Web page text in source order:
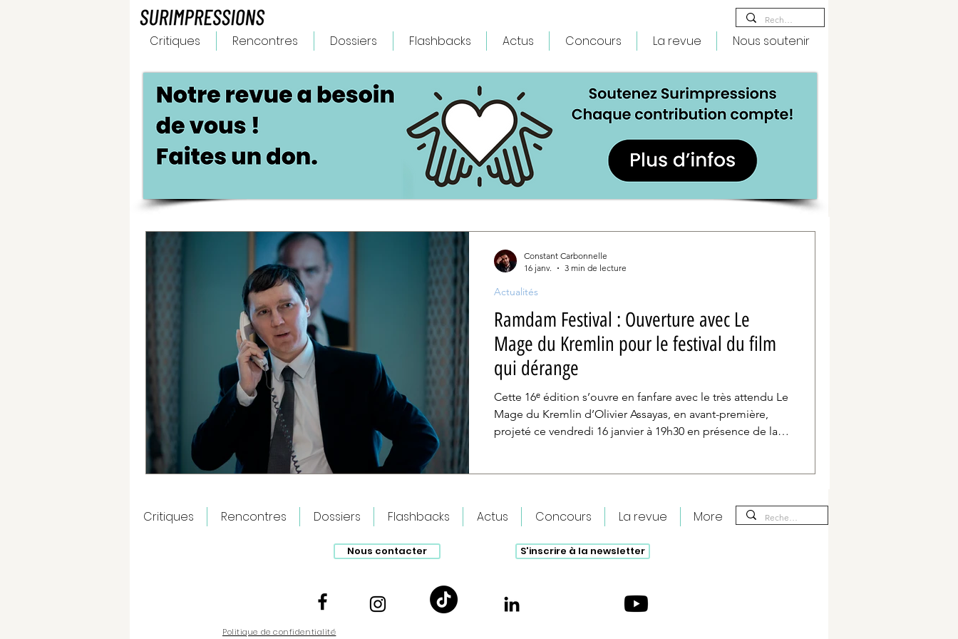
Critiques Rencontres Dossiers Flashbacks Actus Concours La revue Nous soutenir
Ramdam Festival : Ouverture avec Le
Mage du Kremlin pour le festival du film
qui dérange
Cette 16ᵉ édition s’ouvre en fanfare avec le très attendu Le
Mage du Kremlin d’Olivier Assayas, en avant-première,
projeté ce vendredi 16 janvier à 19h30 en présence de la
Actualités
Constant Carbonnelle
16 janv.
3 min de lecture
Critiques Rencontres Dossiers Flashbacks Actus Concours La revue More
Nous contacter S'inscrire à la newsletter
Politique de confidentialité